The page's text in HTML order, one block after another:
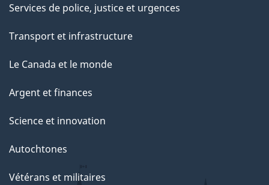
Services de police, justice et urgences
Transport et infrastructure
Le Canada et le monde
Argent et finances
Science et innovation
Autochtones
Vétérans et militaires